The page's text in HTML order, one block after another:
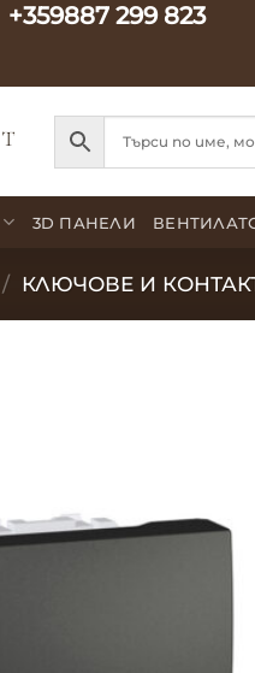
+359887 299 823
3D ПАНЕЛИ
/ КЛЮЧОВЕ И